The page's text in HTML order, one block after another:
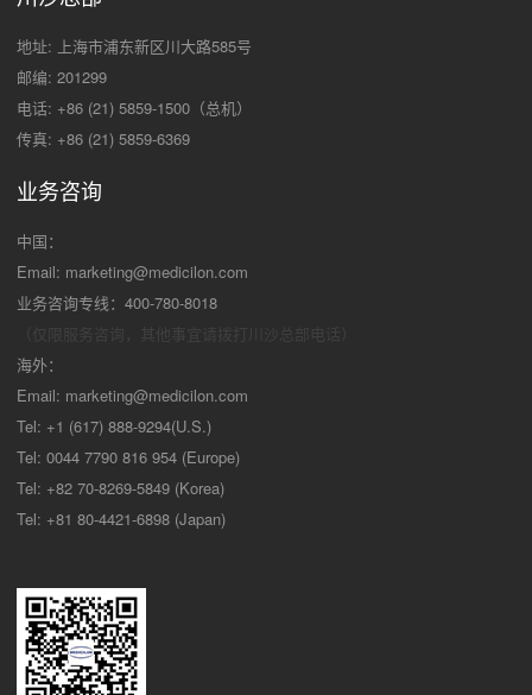
地址: 上海市浦东新区川大路585号
邮编: 201299
电话: +86 (21) 5859-1500（总机）
传真: +86 (21) 5859-6369
业务咨询
中国：
Email: marketing@medicilon.com
业务咨询专线：400-780-8018
海外：
Email: marketing@medicilon.com
Tel: +1 (617) 888-9294(U.S.)
Tel: 0044 7790 816 954 (Europe)
Tel: +82 70-8269-5849 (Korea)
Tel: +81 80-4421-6898 (Japan)